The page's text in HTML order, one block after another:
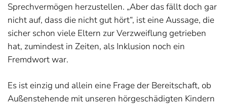
Sprechvermögen herzustellen. „Aber das fällt doch gar
nicht auf, dass die nicht gut hört“, ist eine Aussage, die
sicher schon viele Eltern zur Verzweiflung getrieben
hat, zumindest in Zeiten, als Inklusion noch ein
Fremdwort war.
Es ist einzig und allein eine Frage der Bereitschaft, ob
Außenstehende mit unseren hörgeschädigten Kindern